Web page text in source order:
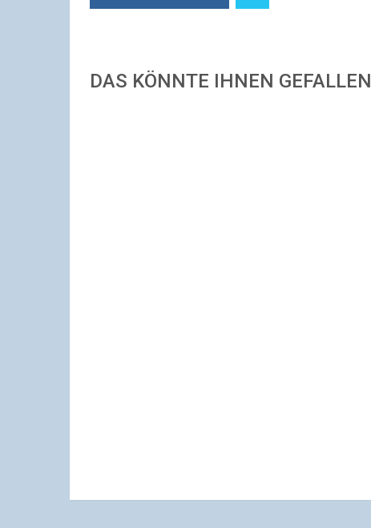
DAS KÖNNTE IHNEN GEFALLEN